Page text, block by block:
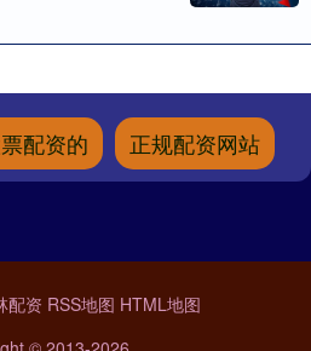
配资的 正规配资网站
配资 RSS地图 HTML地图